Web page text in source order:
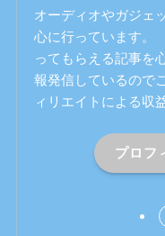
オーディオやガジェ
心に行っています。
ってもらえる記事を
報発信しているので
ィリエイトによる収
プロフ